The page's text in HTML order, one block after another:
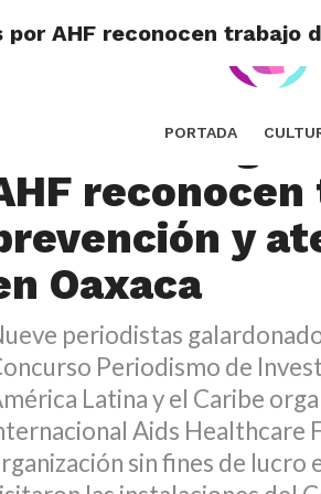
PORTADA
AHF reconocen trabajo
Periodistas
y
Oaxaca
periodistas
Periodismo de
Latina y el Caribe
Aids Healthcare
sin fines de lucro